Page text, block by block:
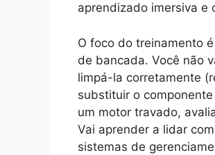
aprendizado imersiva e
O foco do treinamento
de bancada. Você não
limpá-la corretamente
substituir o
um motor travado,
Vai aprender a lidar
sistemas de